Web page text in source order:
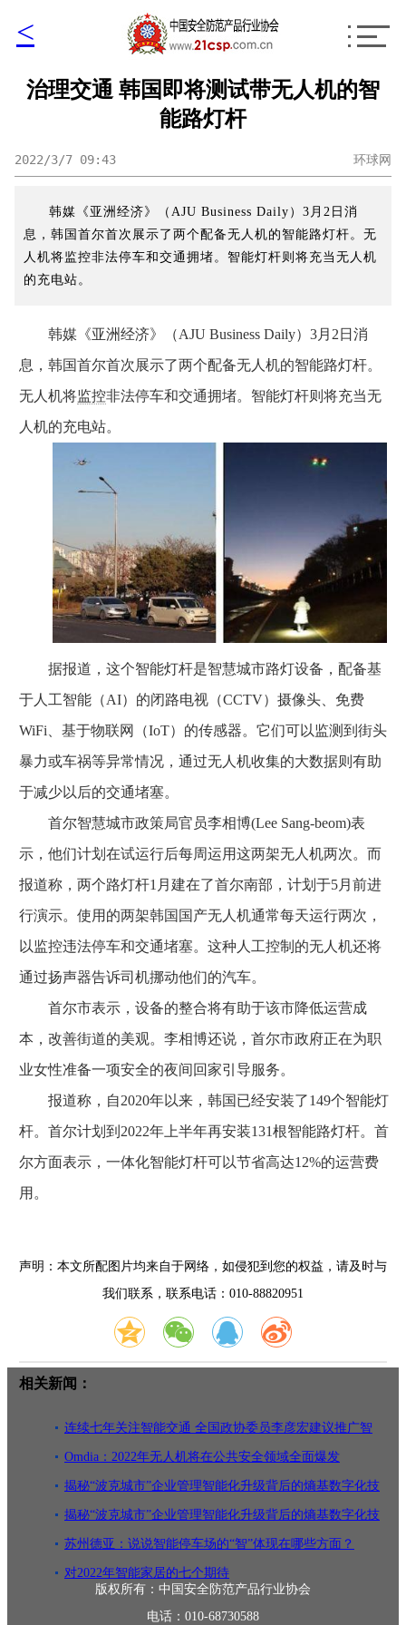
<
治理交通 韩国即将测试带无人机的智
能路灯杆
2022/3/7 09:43 环球网
韩媒《亚洲经济》（AJU Business Daily）3月2日消
息，韩国首尔首次展示了两个配备无人机的智能路灯杆。无
人机将监控非法停车和交通拥堵。智能灯杆则将充当无人机
的充电站。
韩媒《亚洲经济》（AJU Business Daily）3月2日消
息，韩国首尔首次展示了两个配备无人机的智能路灯杆。
无人机将监控非法停车和交通拥堵。智能灯杆则将充当无
人机的充电站。
据报道，这个智能灯杆是智慧城市路灯设备，配备基
于人工智能（AI）的闭路电视（CCTV）摄像头、免费
WiFi、基于物联网（IoT）的传感器。它们可以监测到街头
暴力或车祸等异常情况，通过无人机收集的大数据则有助
于减少以后的交通堵塞。
首尔智慧城市政策局官员李相博(Lee Sang-beom)表
示，他们计划在试运行后每周运用这两架无人机两次。而
报道称，两个路灯杆1月建在了首尔南部，计划于5月前进
行演示。使用的两架韩国国产无人机通常每天运行两次，
以监控违法停车和交通堵塞。这种人工控制的无人机还将
通过扬声器告诉司机挪动他们的汽车。
首尔市表示，设备的整合将有助于该市降低运营成
本，改善街道的美观。李相博还说，首尔市政府正在为职
业女性准备一项安全的夜间回家引导服务。
报道称，自2020年以来，韩国已经安装了149个智能灯
杆。首尔计划到2022年上半年再安装131根智能路灯杆。首
尔方面表示，一体化智能灯杆可以节省高达12%的运营费
用。
声明：本文所配图片均来自于网络，如侵犯到您的权益，请及时与
我们联系，联系电话：010-88820951
相关新闻：
连续七年关注智能交通 全国政协委员李彦宏建议推广智
能交通运营
Omdia：2022年无人机将在公共安全领域全面爆发
揭秘“波克城市”企业管理智能化升级背后的熵基数字化技
术
揭秘“波克城市”企业管理智能化升级背后的熵基数字化技
术
苏州德亚：说说智能停车场的“智”体现在哪些方面？
对2022年智能家居的七个期待
版权所有：中国安全防范产品行业协会
电话：010-68730588